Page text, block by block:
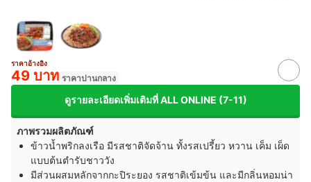
ราคาอ้างอิง
49 บาท ราคาปานกลาง
ดูรายละเอียดเพิ่มเติมที่ ALL ONLINE (7-11)
ภาพรวมผลิตภัณฑ์
ข้าวน้ำพริกลงเรือ มีรสชาติจัดจ้าน ทั้งรสเปรี้ยว หวาน เค็ม เผ็ด
แบบต้นตำรับชาววัง
มีส่วนผสมหลักจากกะปิระยอง รสชาติเข้มข้น และมีกลิ่นหอมน่า